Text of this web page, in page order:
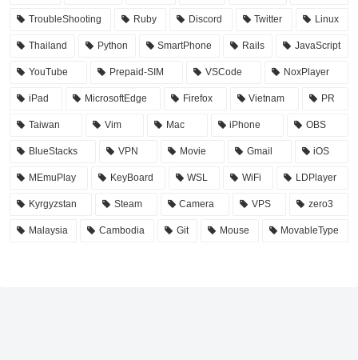
TroubleShooting Ruby Discord Twitter Linux
Thailand Python SmartPhone Rails JavaScript
YouTube Prepaid-SIM VSCode NoxPlayer
iPad MicrosoftEdge Firefox Vietnam PR
Taiwan Vim Mac iPhone OBS
BlueStacks VPN Movie Gmail iOS
MEmuPlay KeyBoard WSL WiFi LDPlayer
Kyrgyzstan Steam Camera VPS zero3
Malaysia Cambodia Git Mouse MovableType